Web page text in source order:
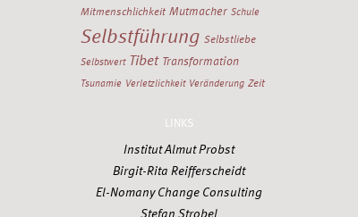
Mitmenschlichkeit Mutmacher Schule
Selbstführung Selbstliebe
Selbstwert Tibet Transformation
Tsunamie Verletzlichkeit Veränderung Zeit
LINKS
Institut Almut Probst
Birgit-Rita Reifferscheidt
El-Nomany Change Consulting
Stefan Strobel